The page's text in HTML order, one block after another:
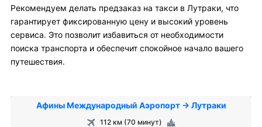
Рекомендуем делать предзаказ на такси в Лутраки, что
гарантирует фиксированную цену и высокий уровень
сервиса. Это позволит избавиться от необходимости
поиска транспорта и обеспечит спокойное начало вашего
путешествия.
Афины Международный Аэропорт → Лутраки
112 км (70 минут)